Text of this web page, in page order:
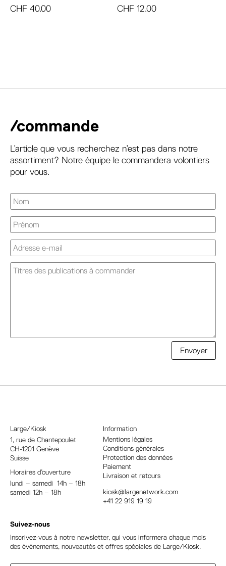
CHF 40.00
CHF 12.00
/commande
L’article que vous recherchez n’est pas dans notre
assortiment? Notre équipe le commandera volontiers
pour vous.
Envoyer
e
Large/Kiosk
1, rue de Chantepoulet
CH-1201 Genève
Suisse
Horaires d’ouverture
lundi – samedi 14h – 18h
samedi 12h – 18h
Information
Mentions légales
Conditions générales
Protection des données
Paiement
Livraison et retours
kiosk@largenetwork.com
+41 22 919 19 19
Suivez-nous
Inscrivez-vous à notre newsletter, qui vous informera chaque mois
des événements, nouveautés et offres spéciales de Large/Kiosk.